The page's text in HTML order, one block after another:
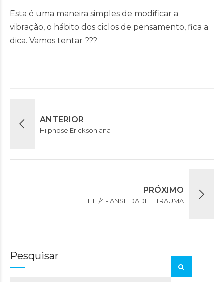
Esta é uma maneira simples de modificar a
vibração, o hábito dos ciclos de pensamento, fica a
dica. Vamos tentar ???
ANTERIOR
Hiipnose Ericksoniana
PRÓXIMO
TFT 1/4 - ANSIEDADE E TRAUMA
Pesquisar